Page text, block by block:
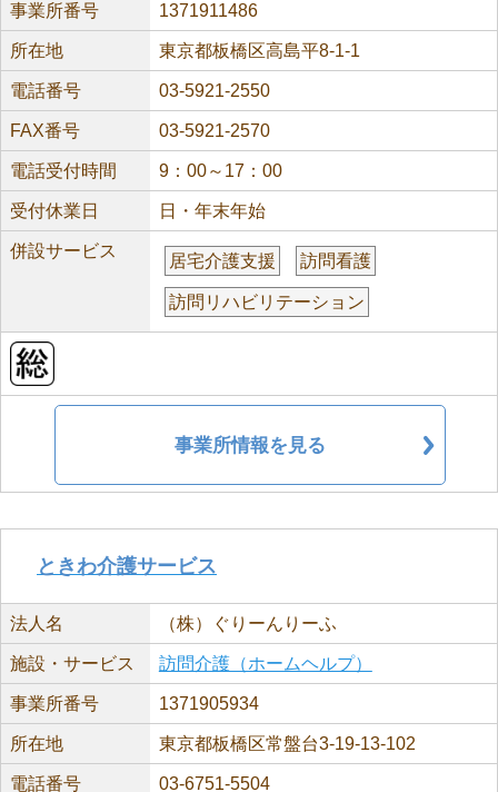
事業所番号 1371911486
所在地 東京都板橋区高島平8-1-1
電話番号 03-5921-2550
FAX番号 03-5921-2570
電話受付時間 9：00～17：00
受付休業日 日・年末年始
併設サービス
居宅介護支援 訪問看護
訪問リハビリテーション
事業所情報を見る
ときわ介護サービス
法人名 （株）ぐりーんりーふ
施設・サービス 訪問介護（ホームヘルプ）
事業所番号 1371905934
所在地 東京都板橋区常盤台3-19-13-102
電話番号 03-6751-5504